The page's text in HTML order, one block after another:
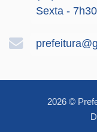
Sexta -
2026 ©